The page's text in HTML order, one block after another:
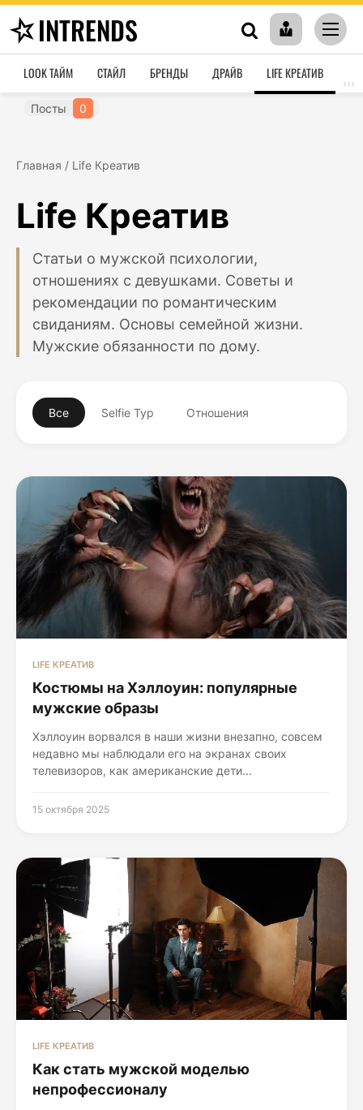
INTRENDS
LOOK ТАЙМ СТАЙЛ БРЕНДЫ ДРАЙВ LIFE КРЕАТИВ
›››
Посты
0
Главная / Life Креатив
Life Креатив
Статьи о мужской психологии,
отношениях с девушками. Советы и
рекомендации по романтическим
свиданиям. Основы семейной жизни.
Мужские обязанности по дому.
Все Selfie Тур Отношения
LIFE КРЕАТИВ
Костюмы на Хэллоуин: популярные
мужские образы
Хэллоуин ворвался в наши жизни внезапно, совсем
недавно мы наблюдали его на экранах своих
телевизоров, как американские дети...
15 октября 2025
LIFE КРЕАТИВ
Как стать мужской моделью
непрофессионалу